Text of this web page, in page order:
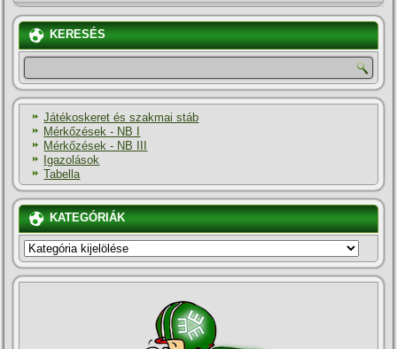
KERESÉS
Játékoskeret és szakmai stáb
Mérkőzések - NB I
Mérkőzések - NB III
Igazolások
Tabella
KATEGÓRIÁK
KATEGÓRIÁK